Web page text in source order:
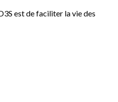
est de faciliter la vie des